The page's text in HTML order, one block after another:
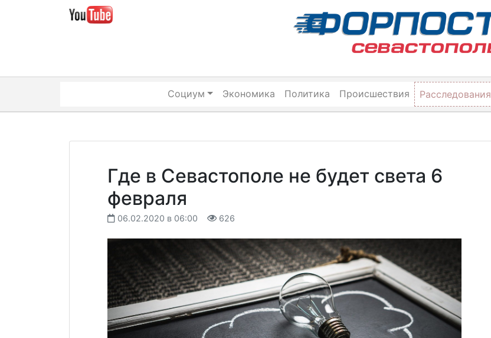
Социум Экономика Политика Происшествия Расследования
Где в Севастополе не будет света 6
февраля
06.02.2020 в 06:00 626